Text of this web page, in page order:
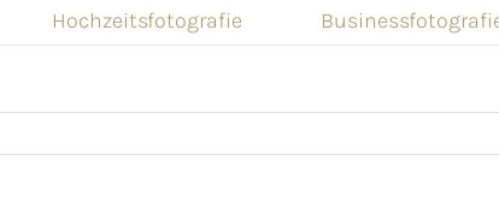
Hochzeitsfotografie